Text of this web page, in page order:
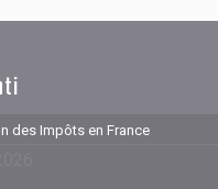
des Impôts en France